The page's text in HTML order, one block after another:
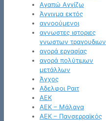
Αγαπώ Αγγίζω
Άγγιγμα εκτός
αγνοούμενοι
αγνωστες ιστοριες
γνωστων τραγουδιων
αγορά εργασίας
αγορά πολύτιμων
μετάλλων
Άγχος
Αδελφοι Ραιτ
ΑΕΚ
ΑΕΚ – Μάλαγα
ΑΕΚ – Πανσερραϊκός